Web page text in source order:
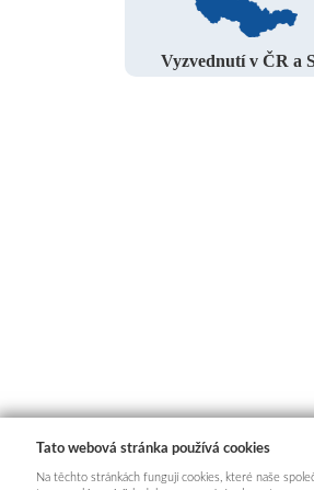
Vyzvednutí v ČR a
Tato webová stránka používá cookies
Na těchto stránkách fungují cookies, které naše